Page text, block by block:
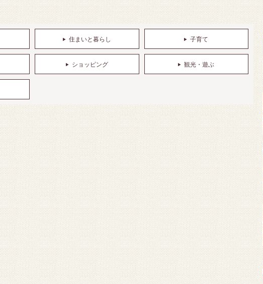
住まいと暮らし 子育て
ショッピング 観光・遊ぶ